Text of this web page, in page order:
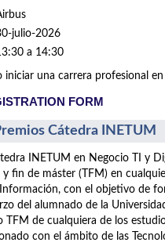
julio-2026
a 14:30
iniciar una carrera profesional
FORM
Cátedra INETUM
INETUM en Negocio TI y
y fin de máster (TFM) en
con el objetivo de
del alumnado de la
TFM de cualquiera de los
con el ámbito de las